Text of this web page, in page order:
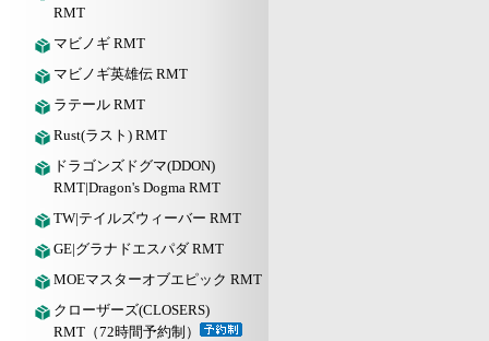
RMT
マビノギ RMT
マビノギ英雄伝 RMT
ラテール RMT
Rust(ラスト) RMT
ドラゴンズドグマ(DDON)
RMT|Dragon's Dogma RMT
TW|テイルズウィーバー RMT
GE|グラナドエスパダ RMT
MOEマスターオブエピック RMT
クローザーズ(CLOSERS)
RMT（72時間予約制）